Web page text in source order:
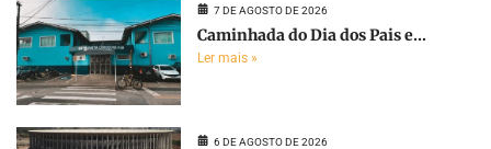
7 DE AGOSTO DE 2026
Caminhada do Dia dos Pais e...
Ler mais »
6 DE AGOSTO DE 2026